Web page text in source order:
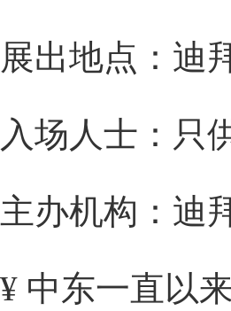
展出地点：迪
入场人士：只
主办机构：迪
¥ 中东一直以